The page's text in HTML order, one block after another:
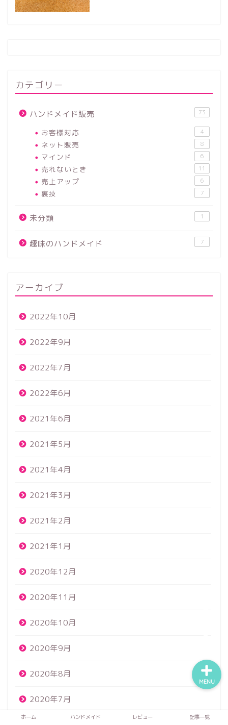
カテゴリー
ハンドメイド販売 73
お客様対応 4
ネット販売 8
マインド 6
売れないとき 11
売上アップ 6
裏技 7
未分類 1
趣味のハンドメイド 7
アーカイブ
2022年10月
2022年9月
2022年7月
2022年6月
2021年6月
2021年5月
2021年4月
2021年3月
2021年2月
2021年1月
2020年12月
2020年11月
2020年10月
2020年9月
2020年8月
2020年7月
ホーム ハンドメイド レビュー 記事一覧
MENU